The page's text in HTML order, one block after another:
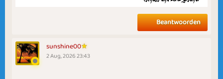
Beantwoorden
sunshine00
2 Aug, 2026 23:43